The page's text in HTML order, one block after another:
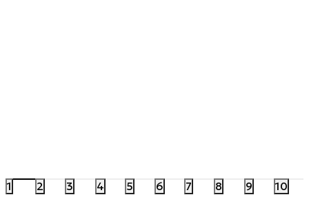
1 2 3 4 5 6 7 8 9 10